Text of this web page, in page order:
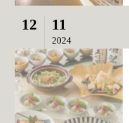
12 11
2024